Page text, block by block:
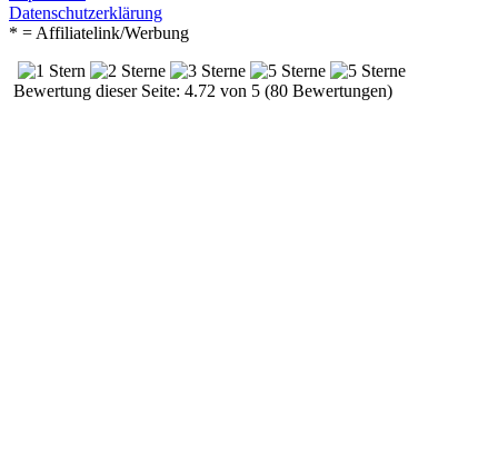
Datenschutzerklärung
* = Affiliatelink/Werbung
Bewertung dieser Seite: 4.72 von 5 (80 Bewertungen)